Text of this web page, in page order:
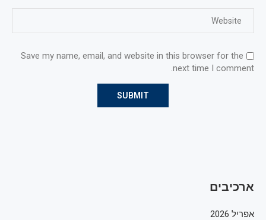
Save my name, email, and website in this browser for the
next time I comment.
ארכיבים
אפריל 2026